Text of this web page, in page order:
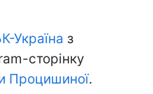
Україна з
сторінку
Процишиної.